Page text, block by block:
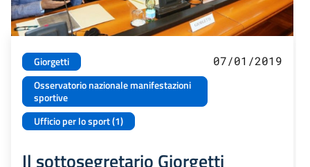
Giorgetti
Osservatorio nazionale manifestazioni
sportive
Ufficio per lo sport (1)
07/01/2019
Il sottosegretario Giorgetti